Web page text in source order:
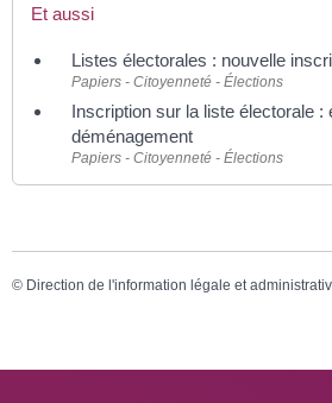
Et aussi
Listes électorales : nouvelle
Papiers - Citoyenneté - Élections
Inscription sur la liste électorale :
déménagement
Papiers - Citoyenneté - Élections
© Direction de l'information légale et